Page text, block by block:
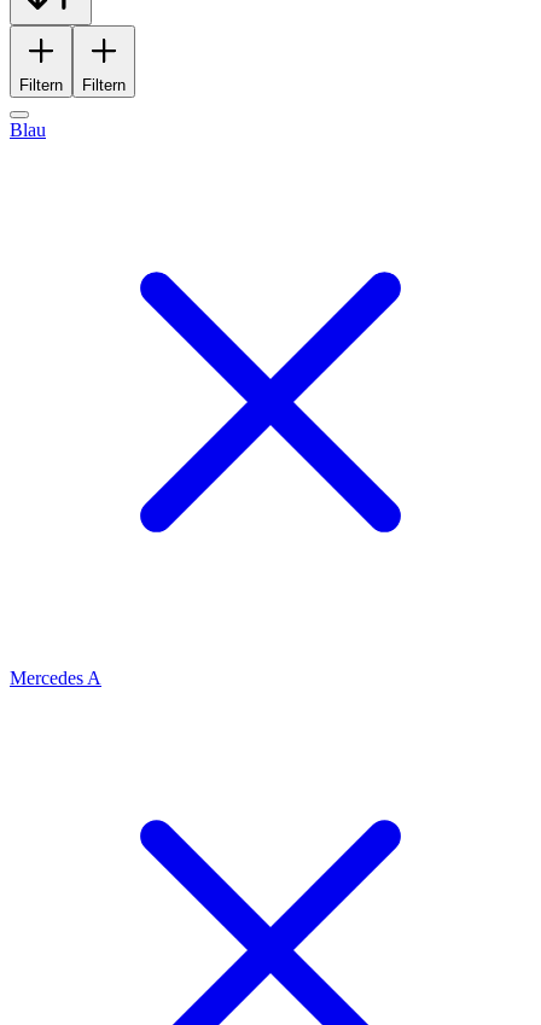
Filtern Filtern
Blau
Mercedes A